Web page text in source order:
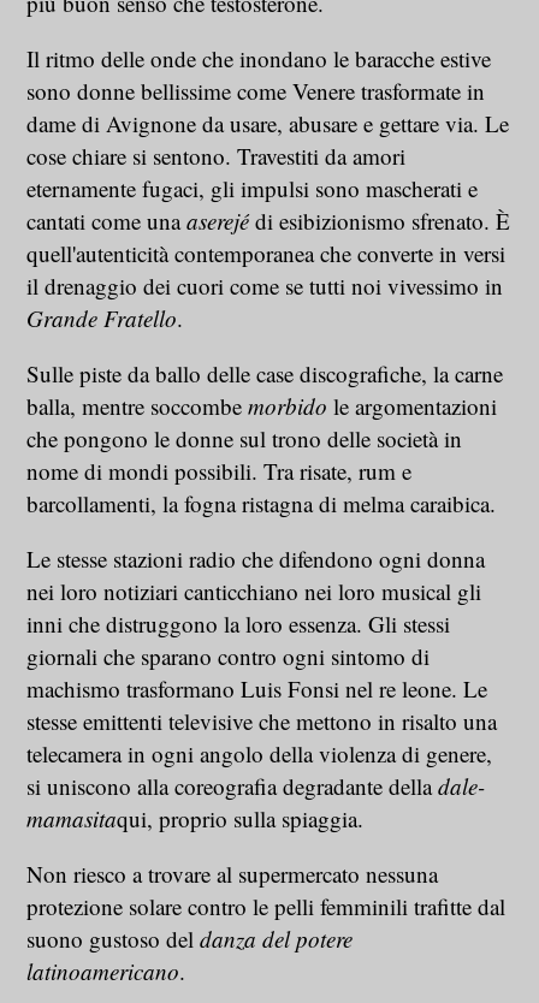
Il ritmo delle onde che inondano le baracche estive
sono donne bellissime come Venere trasformate in
dame di Avignone da usare, abusare e gettare via. Le
cose chiare si sentono. Travestiti da amori
eternamente fugaci, gli impulsi sono mascherati e
cantati come unaaserejédi esibizionismo sfrenato. È
quell'autenticità contemporanea che converte in versi
il drenaggio dei cuori come se tutti noi vivessimo in
Grande Fratello.
Sulle piste da ballo delle case discografiche, la carne
balla, mentre soccombemorbido le argomentazioni
che pongono le donne sul trono delle società in
nome di mondi possibili. Tra risate, rum e
barcollamenti, la fogna ristagna di melma caraibica.
Le stesse stazioni radio che difendono ogni donna
nei loro notiziari canticchiano nei loro musical gli
inni che distruggono la loro essenza. Gli stessi
giornali che sparano contro ogni sintomo di
machismo trasformano Luis Fonsi nel re leone. Le
stesse emittenti televisive che mettono in risalto una
telecamera in ogni angolo della violenza di genere,
si uniscono alla coreografia degradante delladale-
mamasitaqui, proprio sulla spiaggia.
Non riesco a trovare al supermercato nessuna
protezione solare contro le pelli femminili trafitte dal
suono gustoso deldanza del potere
latinoamericano.